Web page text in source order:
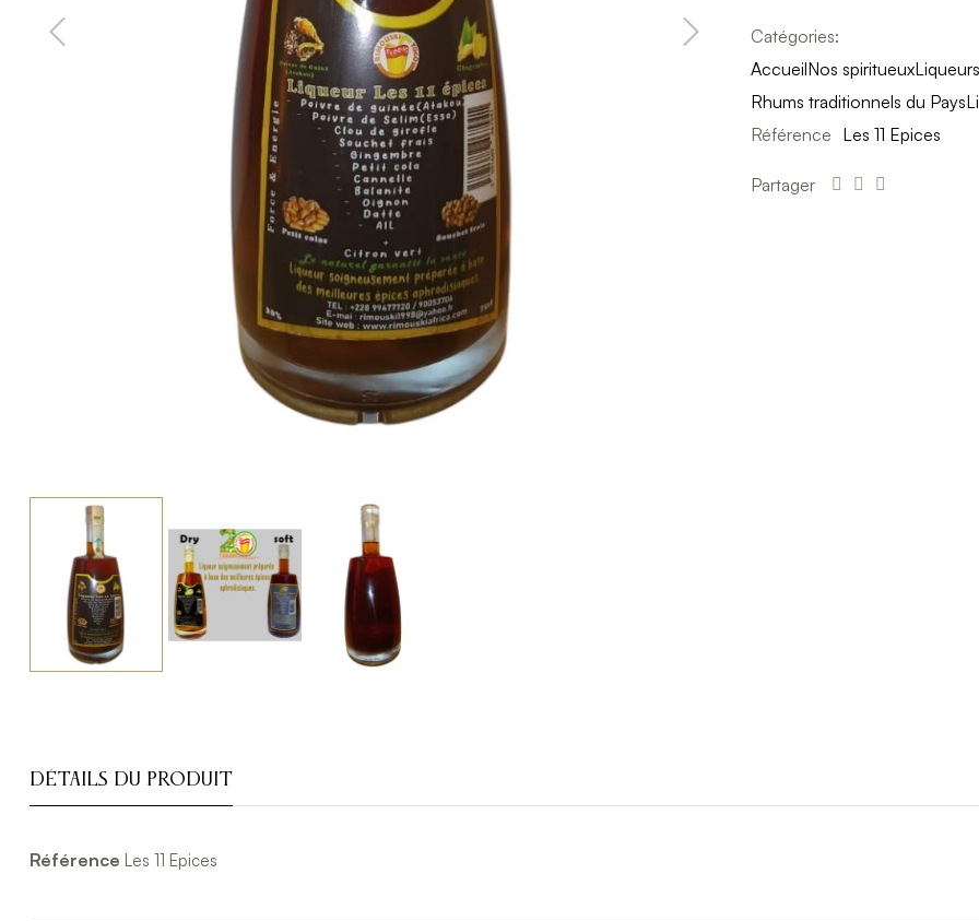
Catégories:
AccueilNos spiritueuxLiqueurs
Rhums traditionnels du Pays
Référence Les 11 Epices
Partager
DÉTAILS DU PRODUIT
Référence Les 11 Epices